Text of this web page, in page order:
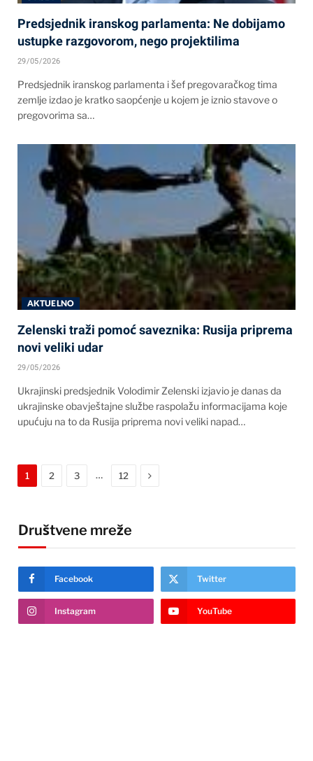
Predsjednik iranskog parlamenta: Ne dobijamo
ustupke razgovorom, nego projektilima
29/05/2026
Predsjednik iranskog parlamenta i šef pregovaračkog tima
zemlje izdao je kratko saopćenje u kojem je iznio stavove o
pregovorima sa…
AKTUELNO
Zelenski traži pomoć saveznika: Rusija priprema
novi veliki udar
29/05/2026
Ukrajinski predsjednik Volodimir Zelenski izjavio je danas da
ukrajinske obavještajne službe raspolažu informacijama koje
upućuju na to da Rusija priprema novi veliki napad…
1 2 3 … 12 Next
Društvene mreže
Facebook Twitter
Instagram YouTube